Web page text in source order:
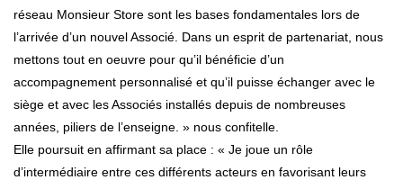
réseau Monsieur Store sont les bases fondamentales lors de
l’arrivée d’un nouvel Associé. Dans un esprit de partenariat, nous
mettons tout en oeuvre pour qu’il bénéficie d’un
accompagnement personnalisé et qu’il puisse échanger avec le
siège et avec les Associés installés depuis de nombreuses
années, piliers de l’enseigne. » nous confitelle.
Elle poursuit en affirmant sa place : « Je joue un rôle
d’intermédiaire entre ces différents acteurs en favorisant leurs